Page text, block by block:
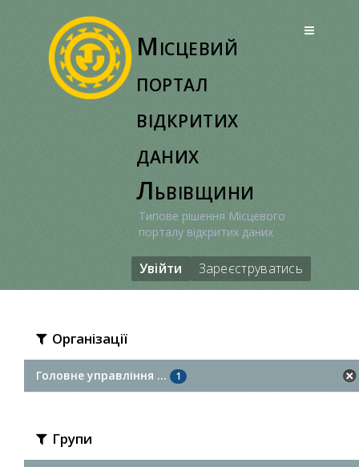
Місцевий
портал
відкритих
даних
Львівщини
Типове рішення Місцевого
порталу відкритих даних
Увійти Зареєструватись
Організації
Головне управління ... 1
Групи